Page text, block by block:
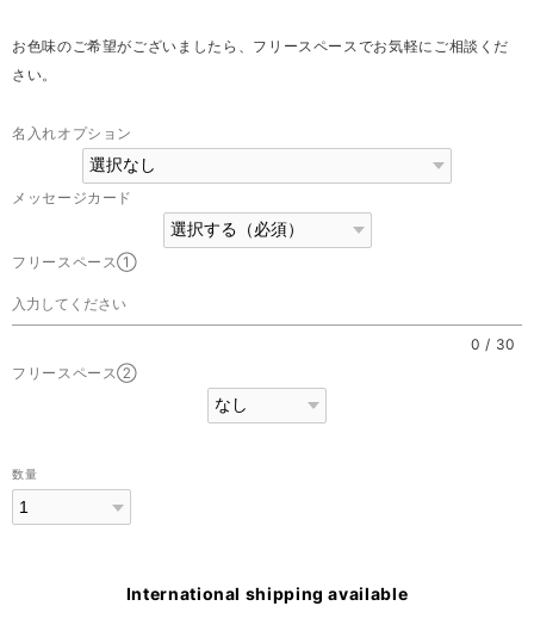
お色味のご希望がございましたら、フリースペースでお気軽にご相談くだ
さい。
名入れオプション
メッセージカード
フリースペース①
0 / 30
フリースペース②
数量
International shipping available